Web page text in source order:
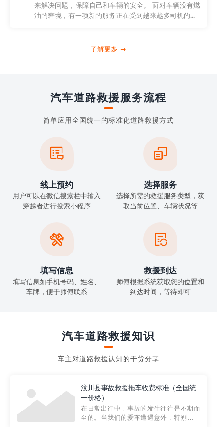
来解决问题，保障自己和车辆的安全。 面对车辆没有燃
油的窘境，有一项新的服务正在受到越来越多司机的...
了解更多 →
汽车道路救援服务流程
简单应用全国统一的标准化道路救援方式

线上预约
用户可以在微信搜索栏中输入
穿越者进行搜索小程序

选择服务
选择所需的救援服务类型，获
取当前位置、车辆状况等

填写信息
填写信息如手机号码、姓名、
车牌，便于师傅联系

救援到达
师傅根据系统获取您的位置和
到达时间，等待即可
汽车道路救援知识
车主对道路救援认知的干货分享
汶川县事故救援拖车收费标准（全国统
一价格）
在日常出行中，事故的发生往往是不期而
至的。当我们的爱车遭遇意外，特别是在